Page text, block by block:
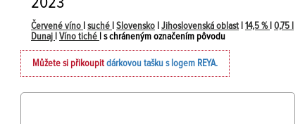
Červené víno suché Slovensko Jihoslovenská oblast 14,5 % 0,75 l
Dunaj
Víno tiché | s chráneným označením pôvodu
Můžete si přikoupit dárkovou tašku s logem REYA.